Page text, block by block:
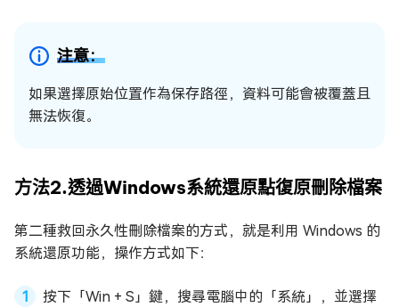
注意：
如果選擇原始位置作為保存路徑，資料可能會被覆蓋且
無法恢復。
方法2.透過Windows系統還原點復原刪除檔案
第二種救回永久性刪除檔案的方式，就是利用 Windows 的
系統還原功能，操作方式如下：
按下「Win + S」鍵，搜尋電腦中的「系統」，並選擇